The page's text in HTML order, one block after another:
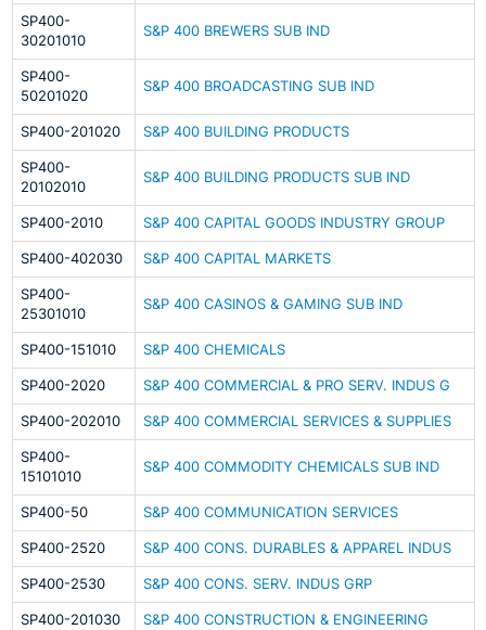
SP400-
30201010
S&P 400 BREWERS SUB IND
SP400-
50201020
S&P 400 BROADCASTING SUB IND
SP400-201020 S&P 400 BUILDING PRODUCTS
SP400-
20102010
S&P 400 BUILDING PRODUCTS SUB IND
SP400-2010 S&P 400 CAPITAL GOODS INDUSTRY GROUP
SP400-402030 S&P 400 CAPITAL MARKETS
SP400-
25301010
S&P 400 CASINOS & GAMING SUB IND
SP400-151010 S&P 400 CHEMICALS
SP400-2020 S&P 400 COMMERCIAL & PRO SERV. INDUS G
SP400-202010 S&P 400 COMMERCIAL SERVICES & SUPPLIES
SP400-
15101010
S&P 400 COMMODITY CHEMICALS SUB IND
SP400-50 S&P 400 COMMUNICATION SERVICES
SP400-2520 S&P 400 CONS. DURABLES & APPAREL INDUS
SP400-2530 S&P 400 CONS. SERV. INDUS GRP
SP400-201030 S&P 400 CONSTRUCTION & ENGINEERING